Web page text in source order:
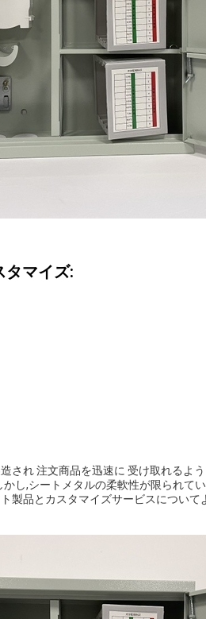
タマイズ:
され 注文商品を迅速に 受け取れるよ
かし,シートメタルの柔軟性が限られ
製品とカスタマイズサービスについ